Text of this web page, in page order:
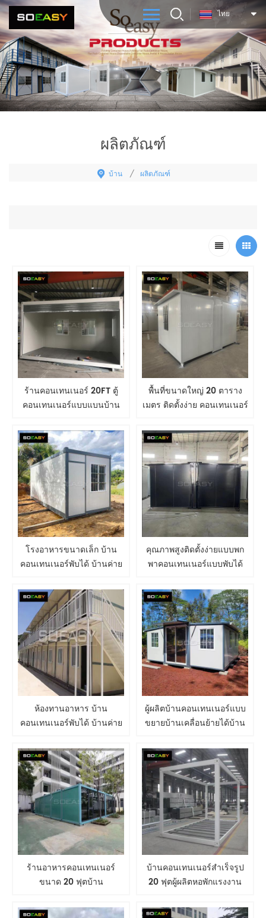
ไทย
ผลิตภัณฑ์
บ้าน / ผลิตภัณฑ์
ร้านคอนเทนเนอร์ 20FT ตู้
คอนเทนเนอร์แบบแบนบ้าน
พื้นที่ขนาดใหญ่ 20 ตาราง
เมตร ติดตั้งง่าย คอนเทนเนอร์
ขยายได้
โรงอาหารขนาดเล็ก บ้าน
คอนเทนเนอร์พับได้ บ้านค่าย
คอนเทนเนอร์
คุณภาพสูงติดตั้งง่ายแบบพก
พาคอนเทนเนอร์แบบพับได้
ห้องทานอาหาร บ้าน
คอนเทนเนอร์พับได้ บ้านค่าย
คอนเทนเนอร์
ผู้ผลิตบ้านคอนเทนเนอร์แบบ
ขยายบ้านเคลื่อนย้ายได้บ้าน
ชั่วคราว
ร้านอาหารคอนเทนเนอร์
ขนาด 20 ฟุตบ้าน
อาหารคอนเทนเนอร์
บ้านคอนเทนเนอร์สำเร็จรูป
20 ฟุตผู้ผลิตหอพักแรงงาน
คอนเทนเนอร์